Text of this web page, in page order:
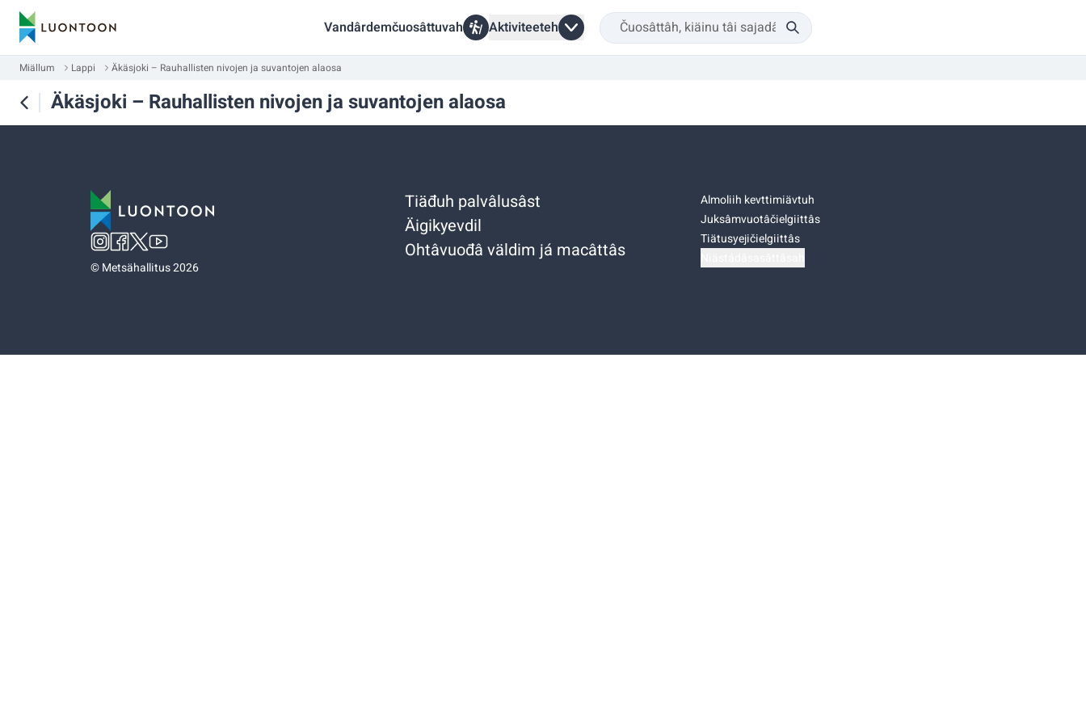
Vandârdemčuosâttuvah Aktiviteeteh
Miällum Lappi Äkäsjoki – Rauhallisten nivojen ja suvantojen alaosa
Äkäsjoki – Rauhallisten nivojen ja suvantojen alaosa
©Metsähallitus 2026
Tiäđuh palvâlusâst
Äigikyevdil
Ohtâvuođâ väldim já macâttâs
Almoliih kevttimiävtuh
Juksâmvuotâčielgiittâs
Tiätusyejičielgiittâs